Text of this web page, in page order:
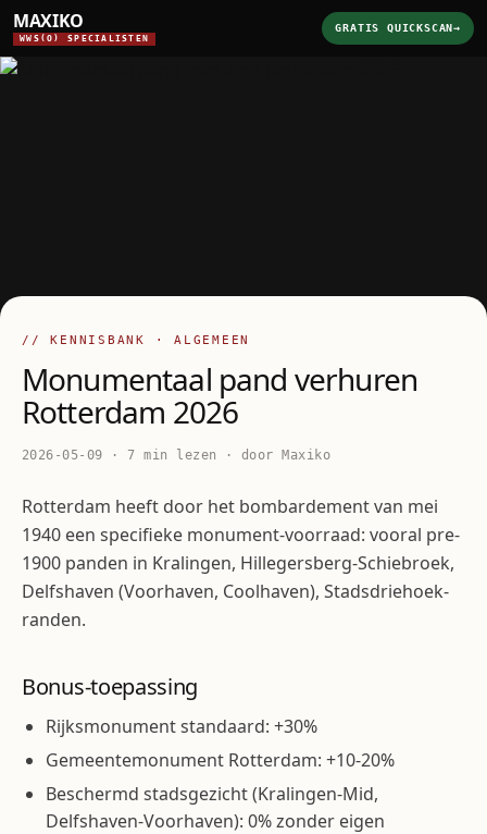
MAXIKO
WWS(O) SPECIALISTEN
GRATIS QUICKSCAN→
// KENNISBANK · ALGEMEEN
Monumentaal pand verhuren
Rotterdam 2026
2026-05-09 · 7 min lezen · door Maxiko
Rotterdam heeft door het bombardement van mei
1940 een specifieke monument-voorraad: vooral pre-
1900 panden in Kralingen, Hillegersberg-Schiebroek,
Delfshaven (Voorhaven, Coolhaven), Stadsdriehoek-
randen.
Bonus-toepassing
Rijksmonument standaard: +30%
Gemeentemonument Rotterdam: +10-20%
Beschermd stadsgezicht (Kralingen-Mid,
Delfshaven-Voorhaven): 0% zonder eigen